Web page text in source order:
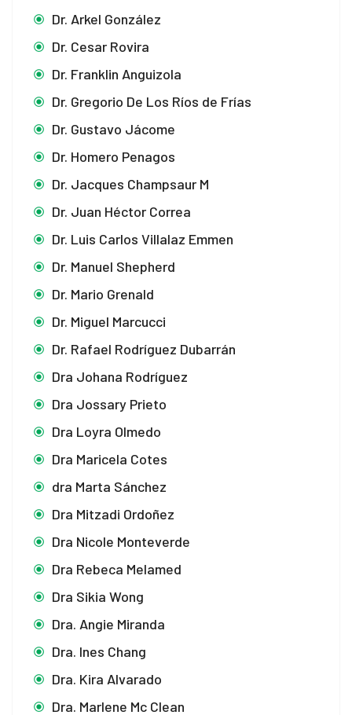
panel
Hacklink
satın al
panel
panel
panel
panel
panel
panel
panel
panel
panel
Dr. Arkel González
Dr. Cesar Rovira
Dr. Franklin Anguizola
Dr. Gregorio De Los Ríos de Frías
Dr. Gustavo Jácome
Dr. Homero Penagos
Dr. Jacques Champsaur M
Dr. Juan Héctor Correa
Dr. Luis Carlos Villalaz Emmen
Dr. Manuel Shepherd
Dr. Mario Grenald
Dr. Miguel Marcucci
Dr. Rafael Rodríguez Dubarrán
Dra Johana Rodríguez
Dra Jossary Prieto
Dra Loyra Olmedo
Dra Maricela Cotes
dra Marta Sánchez
Dra Mitzadi Ordoñez
Dra Nicole Monteverde
Dra Rebeca Melamed
Dra Sikia Wong
Dra. Angie Miranda
Dra. Ines Chang
Dra. Kira Alvarado
Dra. Marlene Mc Clean